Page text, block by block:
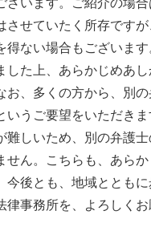
婚「自体」慰謝料などと呼
の整理で判例を理解すると
す。今回は，不貞相手の責
「原因」慰謝料を追及する
前提とされていると思われ
」慰謝料については，原則
いとした，と整理ができます
題だから，離婚に伴う慰謝
元）配偶者に対する責任追
るということになるのでし
響は，これから検討され，
させていたく所存です
得ない場合もございま
した上、あらかじめあ
お、多くの方から、別
いうご要望をいただき
難しいため、別の弁護
せん。こちらも、あら
今後とも、地域ととも
律事務所を、よろしく